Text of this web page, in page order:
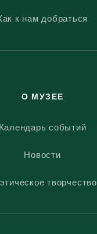
к нам добраться
О МУЗЕЕ
Календарь событий
Новости
творчество